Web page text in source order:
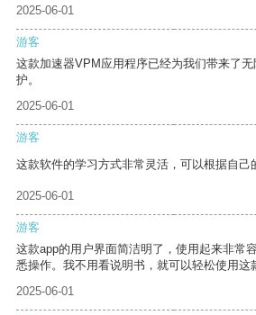
2025-06-01
游客
这款加速器VPM应用程序已经为我们带来了
护。
2025-06-01
游客
这款软件的学习方式非常灵活，可以根据自己
2025-06-01
游客
这款app的用户界面简洁明了，使用起来非常
悉操作。我不用看说明书，就可以轻松使用这
2025-06-01